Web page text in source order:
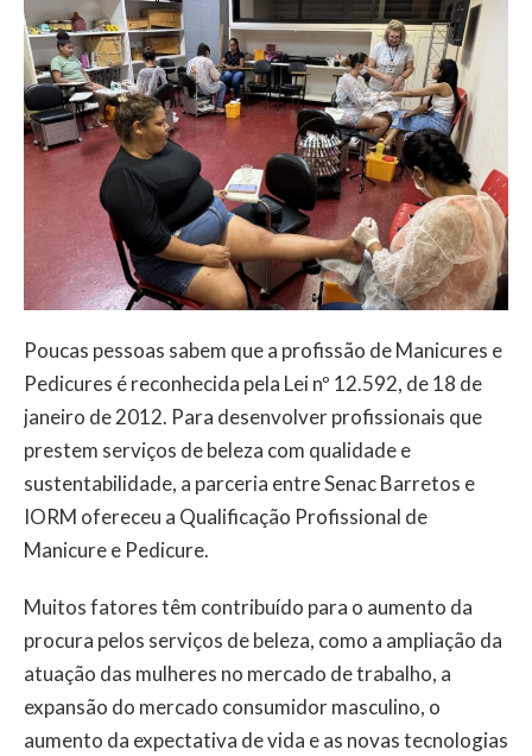
Poucas pessoas sabem que a profissão de Manicures e
Pedicures é reconhecida pela Lei nº 12.592, de 18 de
janeiro de 2012. Para desenvolver profissionais que
prestem serviços de beleza com qualidade e
sustentabilidade, a parceria entre Senac Barretos e
IORM ofereceu a Qualificação Profissional de
Manicure e Pedicure.
Muitos fatores têm contribuído para o aumento da
procura pelos serviços de beleza, como a ampliação da
atuação das mulheres no mercado de trabalho, a
expansão do mercado consumidor masculino, o
aumento da expectativa de vida e as novas tecnologias